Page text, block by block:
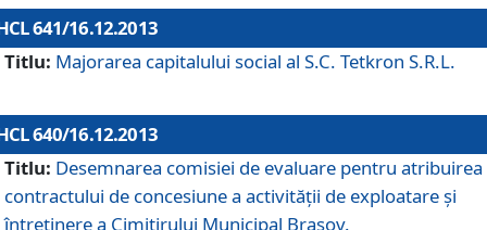
641/16.12.2013
Titlu: Majorarea capitalului social al S.C. Tetkron S.R.L.
640/16.12.2013
Titlu: Desemnarea comisiei de evaluare pentru atribuirea
contractului de concesiune a activităţii de exploatare şi
întreţinere a Cimitirului Municipal Braşov.